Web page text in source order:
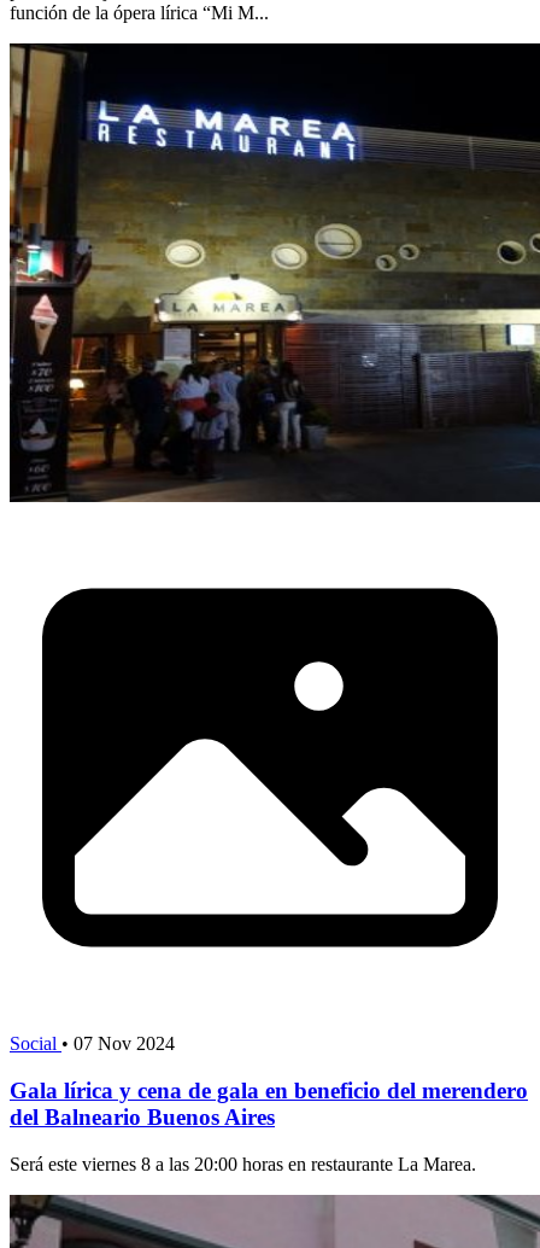
función de la ópera lírica “Mi M...
Social • 07 Nov 2024
Gala lírica y cena de gala en beneficio del merendero
del Balneario Buenos Aires
Será este viernes 8 a las 20:00 horas en restaurante La Marea.